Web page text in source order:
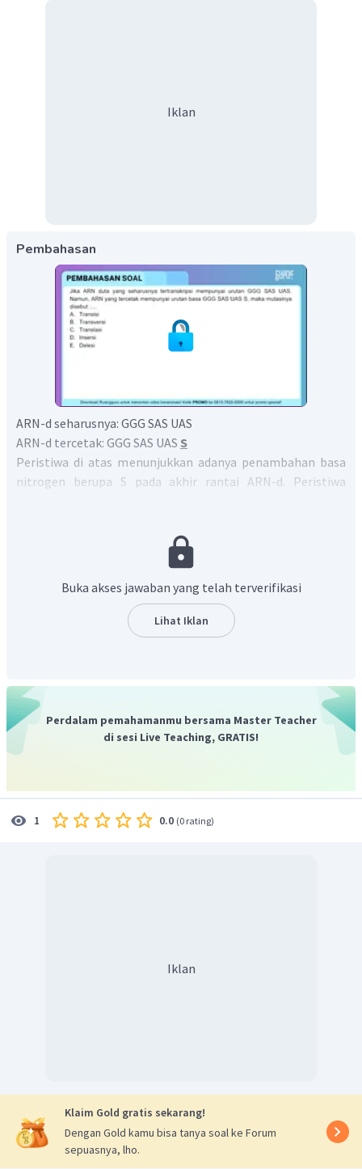
Iklan
Pembahasan
ARN-d seharusnya: GGG SAS UAS
ARN-d tercetak: GGG SAS UAS S
Peristiwa di atas menunjukkan adanya penambahan basa
nitrogen berupa S pada akhir rantai ARN-d. Peristiwa
Dengan demikian, tidak ada pilihan jawaban yang tepat
adalah. pilihan jawaban yang benar adalah adisi
Buka akses jawaban yang telah terverifikasi
Lihat Iklan
Perdalam pemahamanmu bersama Master Teacher
di sesi Live Teaching, GRATIS!
1 0.0 (0 rating)
Iklan
Klaim Gold gratis sekarang!
Dengan Gold kamu bisa tanya soal ke Forum
sepuasnya, lho.